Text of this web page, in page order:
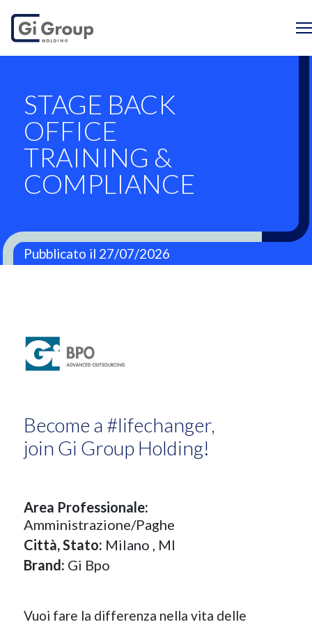
STAGE BACK
OFFICE
TRAINING &
COMPLIANCE
Pubblicato il 27/07/2026
Become a #lifechanger,
join Gi Group Holding!
Area Professionale:
Amministrazione/Paghe
Città, Stato: Milano , MI
Brand: Gi Bpo
Vuoi fare la differenza nella vita delle